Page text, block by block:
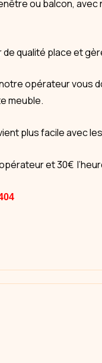
ou balcon,
qualité place et
opérateur
meuble.
plus facile avec
et 30€